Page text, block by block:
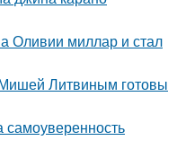
Оливии миллар и стал
Литвиным готовы
самоуверенность